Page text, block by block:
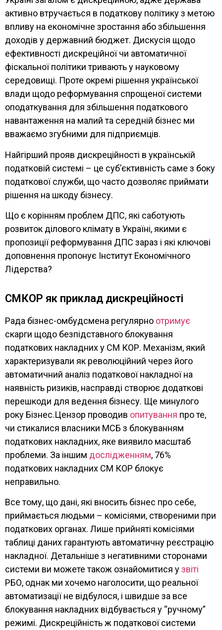
активно втручається в податкову політику з метою
впливу на економічне зростання або збільшення
доходів у державний бюджет. Дискусія щодо
ефективності дискреційної чи автоматичної
фіскальної політики тривають у науковому
середовищі. Проте окремі рішення української
влади щодо реформування спрощеної системи
оподаткування для збільшення податкового
навантаження на малий та середній бізнес ми
вважаємо згубними для підприємців.
Найгірший прояв дискреційності в українській
податковій системі – це субʼєктивність саме з боку
податкової служби, що часто дозволяє приймати
рішення на шкоду бізнесу.
Що є корінням проблем ДПС, які саботують
розвиток ділового клімату в Україні, якими є
пропозиції реформування ДПС зараз і які ключові
доповнення пропонує Інститут Економічного
Лідерства?
СМКОР як приклад дискреційності
Рада бізнес-омбудсмена регулярно отримує
скарги щодо безпідставного блокування
податкових накладних у СМ КОР. Механізм, який
характеризували як революційний через його
автоматичний аналіз податкової накладної на
наявність ризиків, насправді створює додаткові
перешкоди для ведення бізнесу. Ще минулого
року Бізнес.Цензор проводив опитування про те,
чи стикалися власники МСБ з блокуванням
податкових накладних, яке виявило масштаб
проблеми. За іншим дослідженням, 76%
податкових накладних СМ КОР блокує
неправильно.
Все тому, що дані, які вносить бізнес про себе,
приймається людьми – комісіями, створеними при
податкових органах. Лише прийняті комісіями
таблиці даних гарантують автоматичну реєстрацію
накладної. Детальніше з негативними сторонами
системи ви можете також ознайомитися узвіті
РБО, однак ми хочемо наголосити, що реальної
автоматизації не відбулося, і швидше за все
блокування накладних відбувається у “ручному”
режимі. Дискреційність ж податкової системи